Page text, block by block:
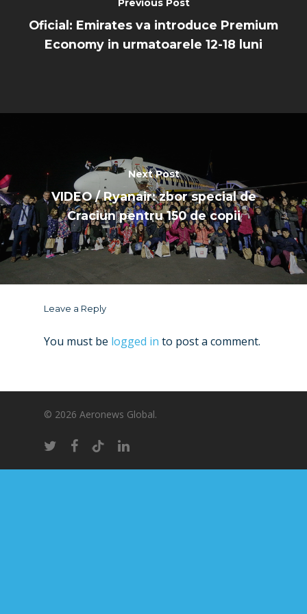
Oficial: Emirates va introduce Premium
Economy in urmatoarele 12-18 luni
Next Post
VIDEO / Ryanair: zbor special de
Craciun pentru 150 de copii
Leave a Reply
You must be logged in to post a comment.
© 2026 Aeronews Global.